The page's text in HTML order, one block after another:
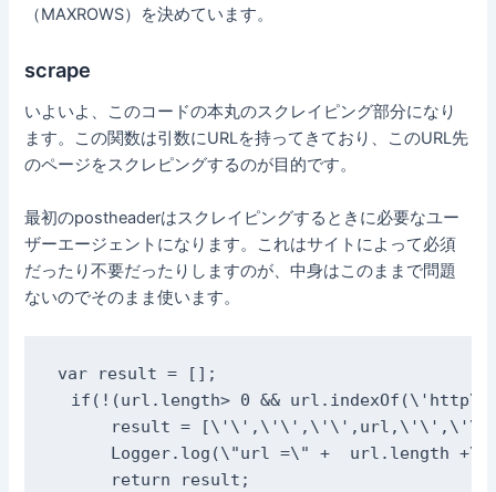
（MAXROWS）を決めています。
scrape
いよいよ、このコードの本丸のスクレイピング部分になり
ます。この関数は引数にURLを持ってきており、このURL先
のページをスクレピングするのが目的です。
最初のpostheaderはスクレイピングするときに必要なユー
ザーエージェントになります。これはサイトによって必須
だったり不要だったりしますのが、中身はこのままで問題
ないのでそのまま使います。
var result = [];
if(!(url.length> 0 &&
result =
Logger.log(\"url =\" +  url.length
      return result;